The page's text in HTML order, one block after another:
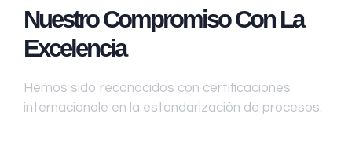
Nuestro Compromiso Con La
Excelencia
Hemos sido reconocidos con certificaciones
internacionale en la estandarización de procesos: